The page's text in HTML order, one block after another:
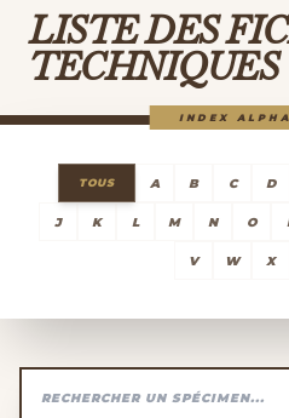
LISTE DES
TECHNIQUES
INDEX
TOUS A B C D
J K L M N O
V W X